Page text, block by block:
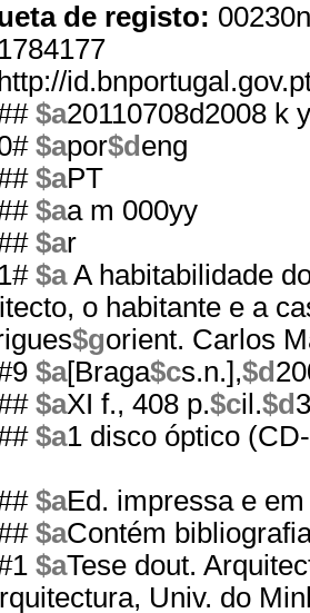
de registo:
1784177
http://
$a20110708d2008 k
$apor$d eng
$aPT
$aa m 000yy
$ar
1# $aA habitabilidade
o habitante e a
$gorient. Carlos
$a[Braga$cs.n.],$d
$aXI f., 408 p.$cil.$d
$a1 disco óptico
$aEd. impressa e
$aContém
$aTese dout.
Univ. do